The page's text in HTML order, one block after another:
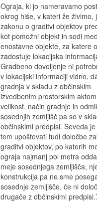
Ograja, ki jo nameravamo
okrog hiše, v kateri že živimo,
zakonu o graditvi objektov
kot pomožni objekt in sodi med
enostavne objekte, za katere
zadostuje lokacijska
Gradbeno dovoljenje ni
v lokacijski informaciji vidno,
gradnja v skladu z občinskim
izvedbenim prostorskim
velikost, način gradnje in
sosednjih zemljišč pa so v
občinskimi predpisi. Seveda
tem upoštevati tudi določbe
graditvi objektov, po katerih
ograja najmanj pol metra
meje sosednjega zemljišča,
konstrukcija pa ne sme
sosednje zemljišče, če ni
drugače z občinskimi